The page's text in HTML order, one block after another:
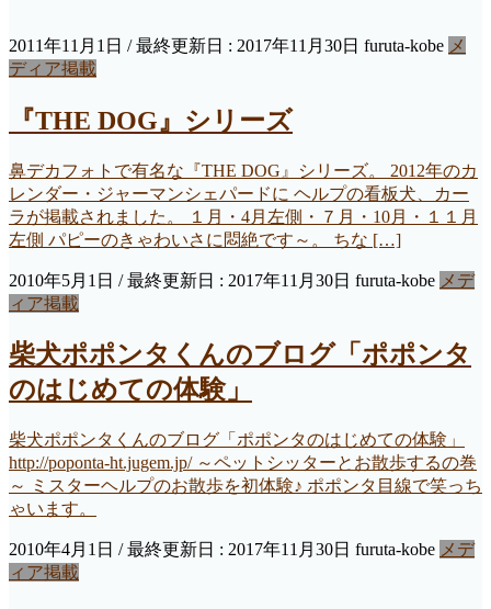
2011年11月1日 / 最終更新日 : 2017年11月30日 furuta-kobe メ
ディア掲載
『THE DOG』シリーズ
鼻デカフォトで有名な『THE DOG』シリーズ。 2012年のカ
レンダー・ジャーマンシェパードに ヘルプの看板犬、カー
ラが掲載されました。 １月・4月左側・７月・10月・１１月
左側 パピーのきゃわいさに悶絶です～。 ちな […]
2010年5月1日 / 最終更新日 : 2017年11月30日 furuta-kobe メデ
ィア掲載
柴犬ポポンタくんのブログ「ポポンタ
のはじめての体験」
柴犬ポポンタくんのブログ「ポポンタのはじめての体験」
http://poponta-ht.jugem.jp/ ～ペットシッターとお散歩するの巻
～ ミスターヘルプのお散歩を初体験♪ ポポンタ目線で笑っち
ゃいます。
2010年4月1日 / 最終更新日 : 2017年11月30日 furuta-kobe メデ
ィア掲載